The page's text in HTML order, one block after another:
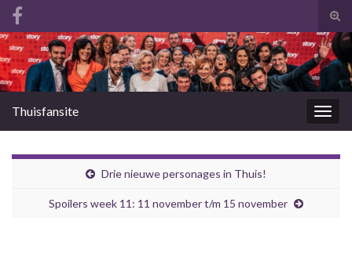
Search for:
Thuisfansite
Drie nieuwe personages in Thuis!
Spoilers week 11: 11 november t/m 15 november